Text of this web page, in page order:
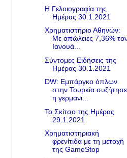
Η Γελοιογραφία της
Ημέρας 30.1.2021
Χρηματιστήριο Αθηνών:
Με απώλειες 7,36%
Ιανουά...
Σύντομες Ειδήσεις της
Ημέρας 30.1.2021
DW: Εμπάργκο όπλων
στην Τουρκία συζήτησε
η γερμανι...
Το Σκίτσο της Ημέρας
29.1.2021
Χρηματιστηριακή
φρενίτιδα με τη μετοχή
της GameStop